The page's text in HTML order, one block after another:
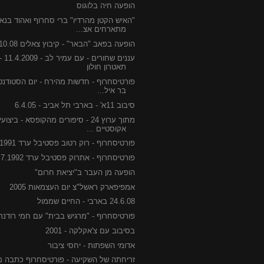
הופעה חיה בלוגוס
"האיש הקטן מהרדיו" ברי סחרוף ואהוד
מתארחים אצ...
הופעה בפאב "הבאר" - קיבוץ צאלים 23.10.08
עננים שחורים - עם עמיר לב - 11.4.2009 -
תאטרון חולון
פורטיסחרוף - חדשות מהירח - יום
בר איל...
סיבוב 11א' - בארבי תל אביב - 6.4.05
מתוך ערוץ 24 - סיפורים מהקופסא -
אקוסטיים ...
פורטיסחרוף - רוק רטוב פסטיבל ערד 18.7.1991
פורטיסחרוף - אתרוק פסטיבל ערד 14.7.1992
הופעה מן העבר ב"יציאת חרום"
אמפיפארק ראשל"צ יום העצמאות 2005
24.6.08 בארבי - החיים שממול
פורטיסחרוף - "מרגיש בבית" עם חמי
בסיבוב עם צ'אקלקה - 2001
אדומי השפתות - יחסי ציבור
זריחתה של השקיעה - פורטיסחרוף כתבה